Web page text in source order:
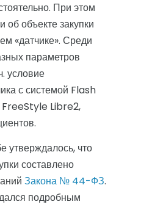
При этом
об объекте закупки
«датчике». Среди
параметров
условие
с системой Flash
FreeStyle Libre2,
утверждалось, что
составлено
Закона № 44-ФЗ.
подробным